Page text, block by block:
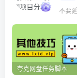
不要
夸克网盘任务脚本